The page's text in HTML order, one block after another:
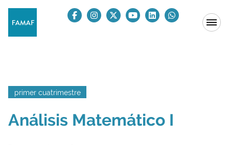
primer cuatrimestre
Análisis Matemático I